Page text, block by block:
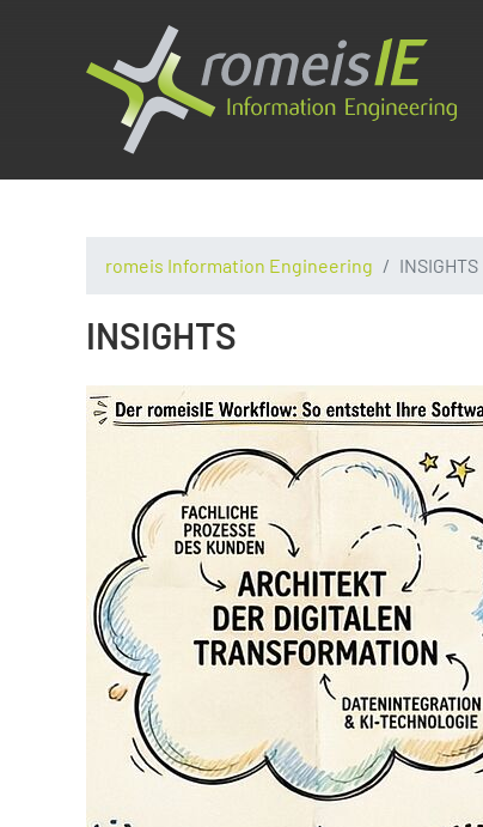
romeis Information Engineering INSIGHTS
INSIGHTS